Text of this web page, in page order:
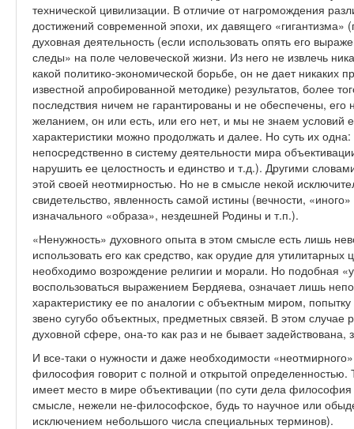
технической цивилизации. В отличие от нагромождения
достижений современной эпохи, их давящего
духовная деятельность (если использовать опять его
следы» на поле человеческой жизни. Из него не извлечь
какой политико-экономической борьбе, он не дает никаких
известной апробированной методике) результатов, более
последствия ничем не гарантированы и не обеспечены,
желанием, он или есть, или его нет, и мы не знаем условий
характеристики можно продолжать и далее. Но суть их
непосредственно в систему деятельности мира
нарушить ее целостность и единство и т.д.). Другими
этой своей неотмирностью. Но не в смысле некой
свидетельство, явленность самой истины (вечности,
изначального «образа», нездешней Родины и т.п.).
«Ненужность» духовного опыта в этом смысле есть лишь
использовать его как средство, как орудие для
необходимо возрождение религии и морали. Но подобная
воспользоваться выражением Бердяева, означает лишь
характеристику ее по аналогии с объектным миром,
звено сугубо объектных, предметных связей. В этом
духовной сфере, она-то как раз и не бывает
И все-таки о нужности и даже необходимости
философия говорит с полной и открытой определенностью.
имеет место в мире объективации (по сути дела
смысле, нежели не-философское, будь то научное или
исключением небольшого числа специальных терминов).